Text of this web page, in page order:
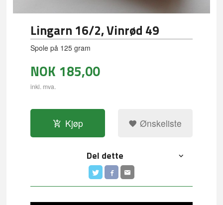
Lingarn 16/2, Vinrød 49
Spole på 125 gram
NOK 185,00
inkl. mva.
Kjøp Ønskeliste
Del dette